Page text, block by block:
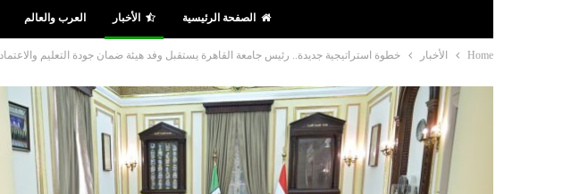
الصفحة الرئيسية الأخبار العرب والعالم
Home الأخبار خطوة استراتيجية جديدة.. رئيس جامعة القاهرة يستقبل وفد هيئة ضمان جودة التعليم والاعتماد